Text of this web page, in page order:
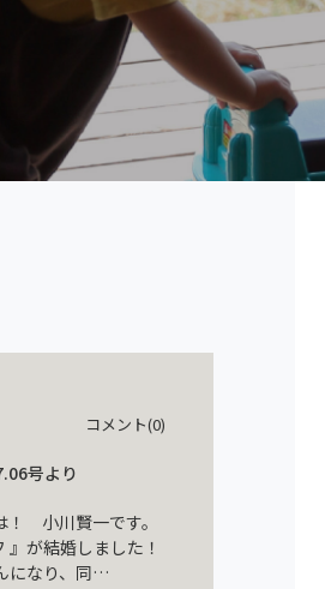
コメント(0)
号より
！ 小川賢一です。
が結婚しました！
になり、同…